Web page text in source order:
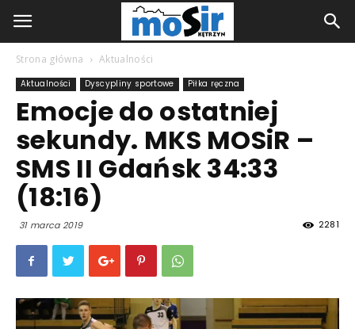
Strona główna Aktualności
Aktualności Dyscypliny sportowe Piłka ręczna
Emocje do ostatniej
sekundy. MKS MOSiR –
SMS II Gdańsk 34:33
(18:16)
31 marca 2019 2281